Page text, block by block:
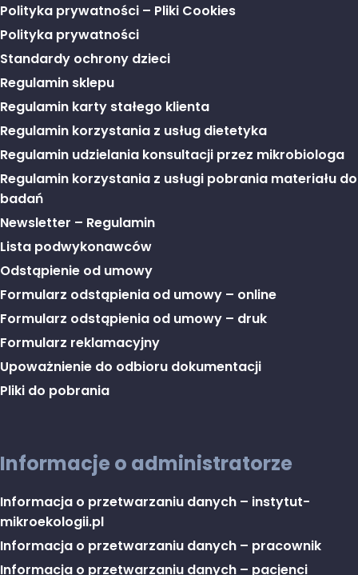
Polityka prywatności – Pliki Cookies
Polityka prywatności
Standardy ochrony dzieci
Regulamin sklepu
Regulamin karty stałego klienta
Regulamin korzystania z usług dietetyka
Regulamin udzielania konsultacji przez mikrobiologa
Regulamin korzystania z usługi pobrania materiału do
badań
Newsletter – Regulamin
Lista podwykonawców
Odstąpienie od umowy
Formularz odstąpienia od umowy – online
Formularz odstąpienia od umowy – druk
Formularz reklamacyjny
Upoważnienie do odbioru dokumentacji
Pliki do pobrania
Informacje o administratorze
Informacja o przetwarzaniu danych – instytut-
mikroekologii.pl
Informacja o przetwarzaniu danych – pracownik
Informacja o przetwarzaniu danych – pacjenci